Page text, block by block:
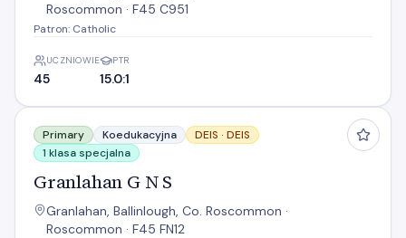
Roscommon · F45 C951
Patron: Catholic
UCZNIOWIE
45
PTR
15.0:1
Granlahan G N S
Primary Koedukacyjna DEIS · DEIS
1 klasa specjalna
Granlahan G N S
Granlahan, Ballinlough, Co. Roscommon ·
Roscommon · F45 FN12